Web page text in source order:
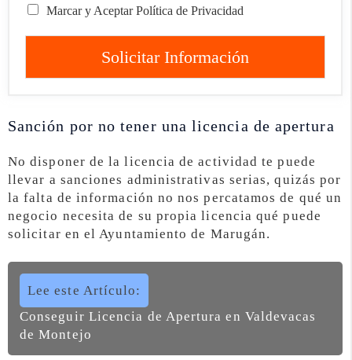
Marcar y Aceptar Política de Privacidad
Solicitar Información
Sanción por no tener una licencia de apertura
No disponer de la licencia de actividad te puede
llevar a sanciones administrativas serias, quizás por
la falta de información no nos percatamos de qué un
negocio necesita de su propia licencia qué puede
solicitar en el Ayuntamiento de Marugán.
Lee este Artículo:
Conseguir Licencia de Apertura en Valdevacas
de Montejo